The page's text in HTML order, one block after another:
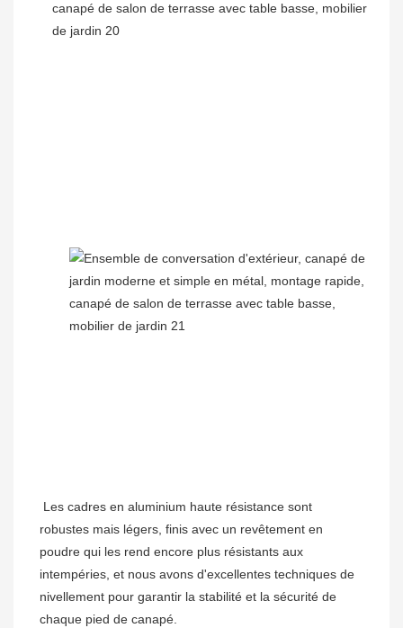
Les cadres en aluminium haute résistance sont
robustes mais légers, finis avec un revêtement en
poudre qui les rend encore plus résistants aux
intempéries, et nous avons d'excellentes techniques de
nivellement pour garantir la stabilité et la sécurité de
chaque pied de canapé.